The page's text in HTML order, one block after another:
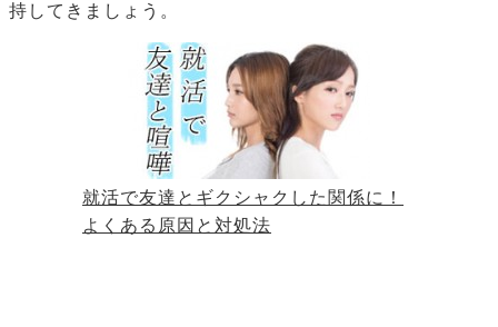
持してきましょう。
就活で友達とギクシャクした関係に！
よくある原因と対処法